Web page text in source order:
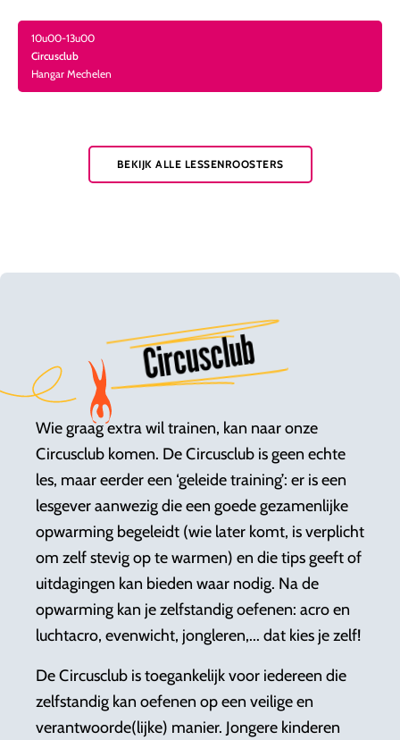
10u00-13u00
Circusclub
Hangar Mechelen
BEKIJK ALLE LESSENROOSTERS
Circusclub
Wie graag extra wil trainen, kan naar onze
Circusclub komen. De Circusclub is geen echte
les, maar eerder een ‘geleide training’: er is een
lesgever aanwezig die een goede gezamenlijke
opwarming begeleidt (wie later komt, is verplicht
om zelf stevig op te warmen) en die tips geeft of
uitdagingen kan bieden waar nodig. Na de
opwarming kan je zelfstandig oefenen: acro en
luchtacro, evenwicht, jongleren,... dat kies je zelf!
De Circusclub is toegankelijk voor iedereen die
zelfstandig kan oefenen op een veilige en
verantwoorde(lijke) manier. Jongere kinderen